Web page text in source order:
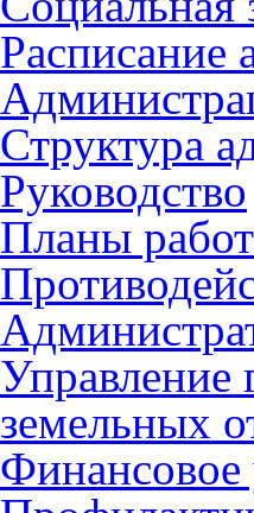
Расписание
Структура
Руководство
Планы
Управление
земельных
Финансовое